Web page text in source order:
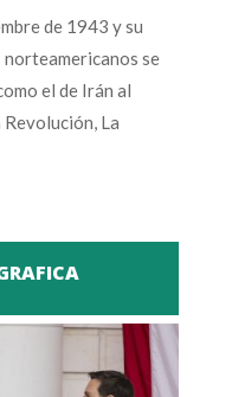
de 1943 y su
se
el de Irán al
La